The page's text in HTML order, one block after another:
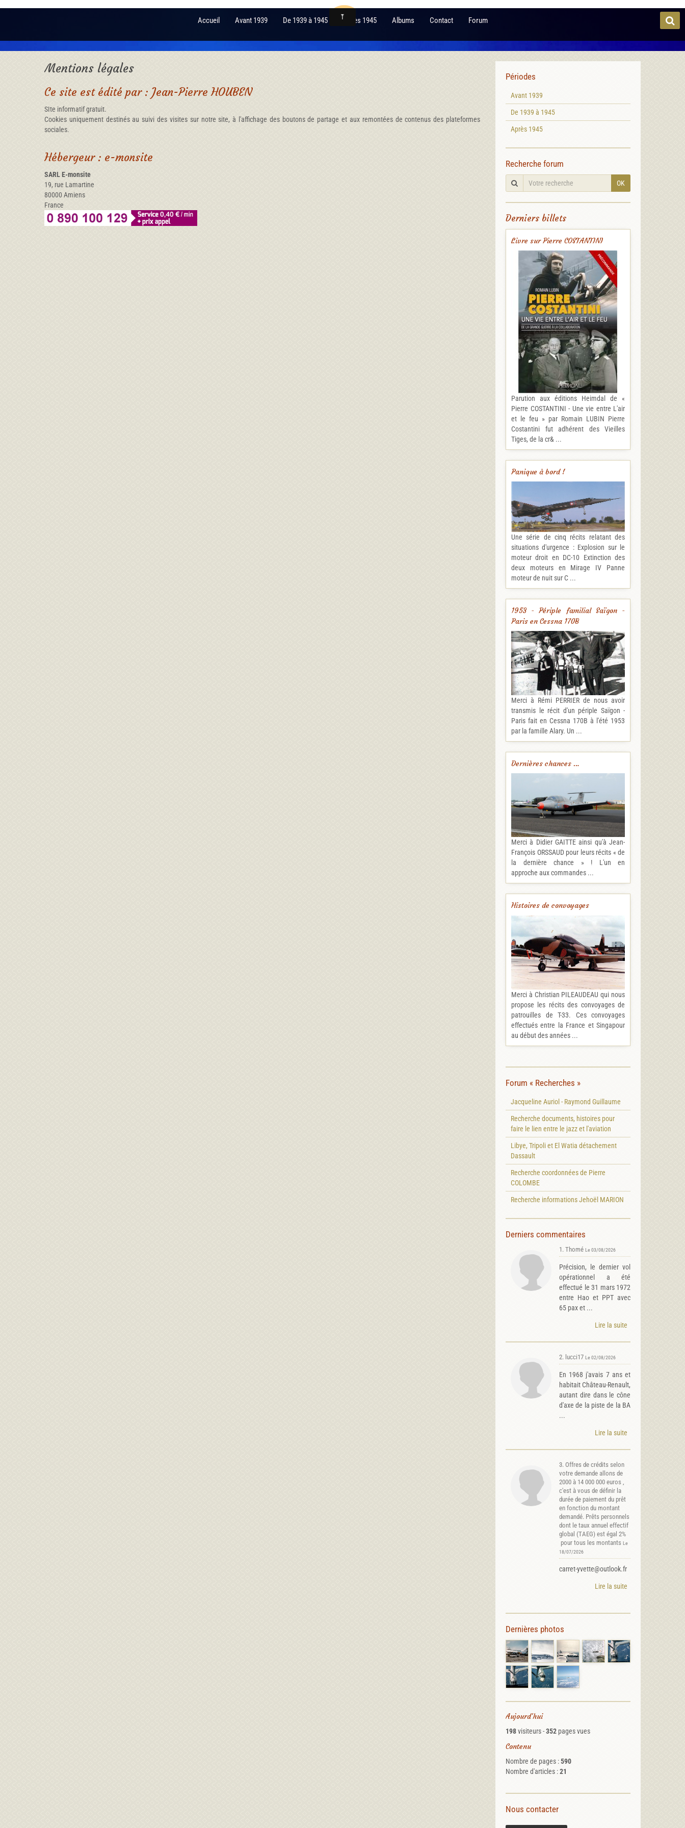
Accueil Avant 1939 De 1939 à 1945 Après 1945 Albums Contact Forum
Mentions légales
Ce site est édité par : Jean-Pierre HOUBEN
SIte informatif gratuit.
Cookies uniquement destinés au suivi des visites sur notre site, à l'affichage des boutons de partage et aux remontées de contenus des plateformes
sociales.
Hébergeur : e-monsite
SARL E-monsite
19, rue Lamartine
80000 Amiens
France
Périodes
Avant 1939
De 1939 à 1945
Après 1945
Recherche forum
OK
Derniers billets
Livre sur Pierre COSTANTINI
Parution aux éditions Heimdal de «
Pierre COSTANTINI - Une vie entre L'air
et le feu » par Romain LUBIN Pierre
Costantini fut adhérent des Vieilles
Tiges, de la cr& ...
Panique à bord !
Une série de cinq récits relatant des
situations d'urgence : Explosion sur le
moteur droit en DC-10 Extinction des
deux moteurs en Mirage IV Panne
moteur de nuit sur C ...
1953 - Périple familial Saïgon -
Paris en Cessna 170B
Merci à Rémi PERRIER de nous avoir
transmis le récit d'un périple Saïgon -
Paris fait en Cessna 170B à l'été 1953
par la famille Alary. Un ...
Dernières chances …
Merci à Didier GAITTE ainsi qu'à Jean-
François ORSSAUD pour leurs récits « de
la dernière chance » ! L'un en
approche aux commandes ...
Histoires de convoyages
Merci à Christian PILEAUDEAU qui nous
propose les récits des convoyages de
patrouilles de T-33. Ces convoyages
effectués entre la France et Singapour
au début des années ...
Forum « Recherches »
Jacqueline Auriol - Raymond Guillaume
Recherche documents, histoires pour
faire le lien entre le jazz et l'aviation
Libye, Tripoli et El Watia détachement
Dassault
Recherche coordonnées de Pierre
COLOMBE
Recherche informations Jehoël MARION
Derniers commentaires
1. Thomé Le 03/08/2026
Précision, le dernier vol
opérationnel a été
effectué le 31 mars 1972
entre Hao et PPT avec
65 pax et ...
Lire la suite
2. lucci17 Le 02/08/2026
En 1968 j'avais 7 ans et
habitait Château-Renault,
autant dire dans le cône
d'axe de la piste de la BA
...
Lire la suite
3. Offres de crédits selon
votre demande allons de
2000 à 14 000 000 euros ,
c'est à vous de définir la
durée de paiement du prêt
en fonction du montant
demandé. Prêts personnels
dont le taux annuel effectif
global (TAEG) est égal 2%
pour tous les montants Le
18/07/2026
carret-yvette@outlook.fr
Lire la suite
Dernières photos
Aujourd'hui
198visiteurs -352 pages vues
Contenu
Nombre de pages :590
Nombre d'articles :21
Nous contacter